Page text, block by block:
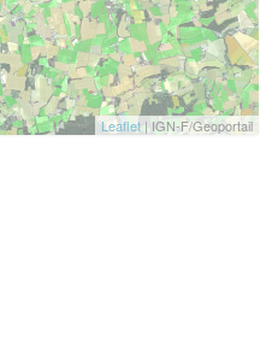
Leaflet | IGN-F/Geoportail